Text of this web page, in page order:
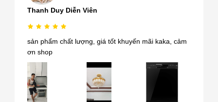
Thanh Duy Diễn Viên
sản phẩm chất lượng, giá tốt khuyến mãi kaka, cảm
ơn shop